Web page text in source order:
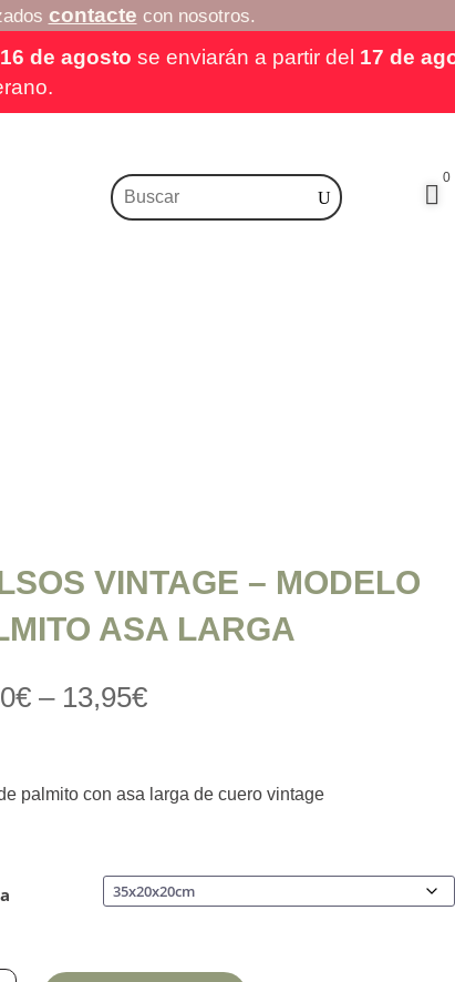
contacte con nosotros.
de agosto se enviarán a partir del 17 de

0
VINTAGE – MODELO
ASA LARGA
€– 13,95€
palmito con asa larga de cuero vintage